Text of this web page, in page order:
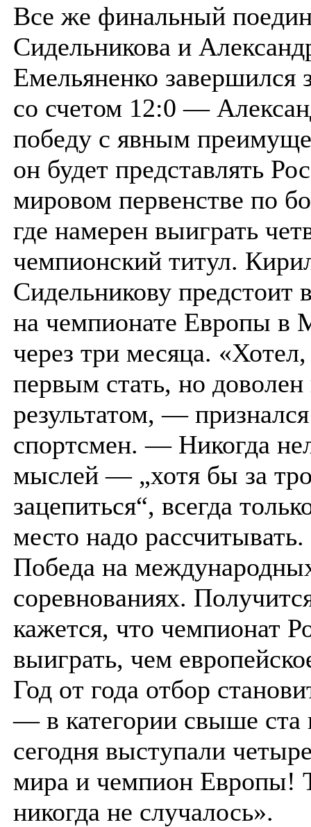
Все же финальный
Сидельникова и
Емельяненко завершился
со счетом 12:0 —
победу с явным
он будет представлять
мировом первенстве по
где намерен выиграть
чемпионский титул.
Сидельникову предстоит
на чемпионате Европы в
через три месяца.
первым стать, но
результатом, —
спортсмен. — Никогда
мыслей — „хотя бы за
зацепиться“, всегда
место надо
Победа на
соревнованиях.
кажется, что чемпионат
выиграть, чем
Год от года отбор
— в категории свыше ста
сегодня выступали
мира и чемпион Европы!
никогда не случалось».